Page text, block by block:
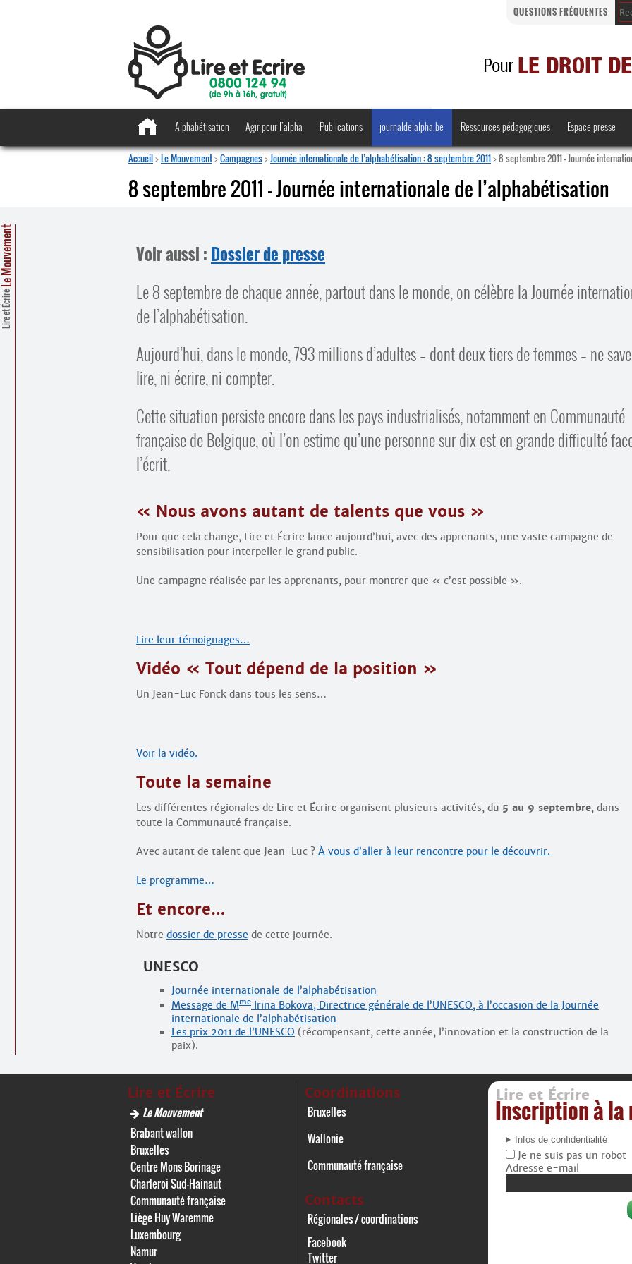
QUESTIONS FRÉQUENTES
Alphabétisation Agir pour l’alpha Publications journaldelalpha.be Ressources pédagogiques Espace presse
Accueil>Le Mouvement>Campagnes>Journée internationale de l’alphabétisation : 8 septembre 2011>8 septembre 2011 – Journée
8 septembre 2011 – Journée internationale de l’alphabétisation
Lire et Écrire
Voir aussi : Dossier de presse
Le 8 septembre de chaque année, partout dans le monde, on célèbre la Journée
de l’alphabétisation.
Aujourd’hui, dans le monde, 793 millions d’adultes – dont deux tiers de femmes – ne
lire, ni écrire, ni compter.
Cette situation persiste encore dans les pays industrialisés, notamment en Communauté
française de Belgique, où l’on estime qu’une personne sur dix est en grande difficulté
l’écrit.
« Nous avons autant de talents que vous »
Pour que cela change, Lire et Écrire lance aujourd’hui, avec des apprenants, une vaste campagne de
sensibilisation pour interpeller le grand public.
Une campagne réalisée par les apprenants, pour montrer que « c’est possible ».
Lire leur témoignages…
Vidéo « Tout dépend de la position »
Un Jean-Luc Fonck dans tous les sens…
Voir la vidéo.
Toute la semaine
Les différentes régionales de Lire et Écrire organisent plusieurs activités, du 5 au 9 septembre, dans
toute la Communauté française.
Avec autant de talent que Jean-Luc ? À vous d’aller à leur rencontre pour le découvrir.
Le programme…
Et encore…
Notre dossier de presse de cette journée.
UNESCO
Journée internationale de l’alphabétisation
Message de Mme Irina Bokova, Directrice générale de l’UNESCO, à l’occasion de la Journée
internationale de l’alphabétisation
Les prix 2011 de l’UNESCO (récompensant, cette année, l’innovation et la construction de la
paix).
Lire et Écrire
Le Mouvement
Brabant wallon
Bruxelles
Centre Mons Borinage
Charleroi Sud-Hainaut
Communauté française
Liège Huy Waremme
Luxembourg
Namur
Coordinations
Bruxelles
Wallonie
Communauté française
Contacts
Régionales / coordinations
Facebook
Twitter
Lire et Écrire
Inscription à la
Infos de confidentialité
Je ne suis pas un robot
Adresse e-mail